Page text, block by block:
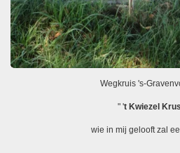
Wegkruis 's-
" 't Kwiezel
wie in mij gelooft zal